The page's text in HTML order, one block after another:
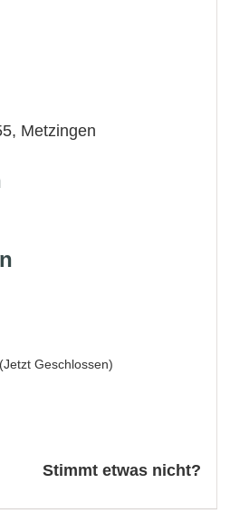
Metzingen
Geschlossen)
Stimmt etwas nicht?